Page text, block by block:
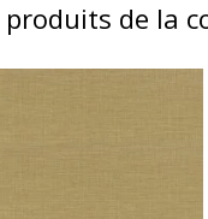
produits de la